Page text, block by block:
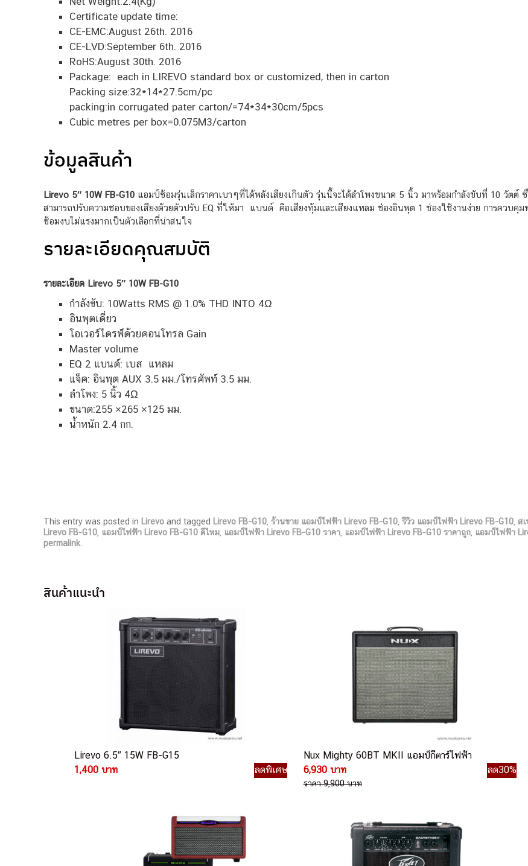
Certificate update time:
CE-EMC:August 26th. 2016
CE-LVD:September 6th. 2016
RoHS:August 30th. 2016
Package: each in LIREVO standard box or customized, then in carton
Packing size:32*14*27.5cm/pc
packing:in corrugated pater carton/=74*34*30cm/5pcs
Cubic metres per box=0.075M3/carton
ข้อมูลสินค้า
Lirevo 5″ 10W FB-G10 แอมป์ซ้อมรุ่นเล็กราคาเบาๆที่ได้พลังเสียงเกินตัว รุ่นนี้จะได้ลำโพงขนาด 5 นิ้ว มาพร้อมกำลังขับที่ 10 วัต
สามารถปรับความชอบของเสียงด้วยตัวปรับ EQ ที่ให้มา แบนด์ คือเสียงทุ้มและเสียงแหลม ช่องอินพุต 1 ช่องใช้งานง่าย การควบคุ
ซ้อมงบไม่แรงมากเป็นตัวเลือกที่น่าสนใจ
รายละเอียดคุณสมบัติ
รายละเอียด Lirevo 5″ 10W FB-G10
กำลังขับ: 10Watts RMS @ 1.0% THD INTO 4Ω
อินพุตเดี่ยว
โอเวอร์ไดรฟ์ด้วยคอนโทรล Gain
Master volume
EQ 2 แบนด์: เบส แหลม
แจ็ค: อินพุต AUX 3.5 มม./โทรศัพท์ 3.5 มม.
ลำโพง: 5 นิ้ว 4Ω
ขนาด:255 ×265 ×125 มม.
น้ำหนัก 2.4 กก.
This entry was posted in Lirevo and tagged Lirevo FB-G10, ร้านขาย แอมป์ไฟฟ้า Lirevo FB-G10,รีวิว แอมป์ไฟฟ้า Lirevo FB-G10, ส
Lirevo FB-G10, แอมป์ไฟฟ้า Lirevo FB-G10 ดีไหม, แอมป์ไฟฟ้า Lirevo FB-G10 ราคา, แอมป์ไฟฟ้า Lirevo FB-G10 ราคาถูก, แอมป์ไฟฟ้า
permalink.
สินค้าแนะนำ
Lirevo 6.5″ 15W FB-G15
1,400 บาท
ลดพิเศษ
Nux Mighty 60BT MKII แอมป์กีตาร์ไฟฟ้า
6,930 บาท
ลด30%
ราคา 9,900 บาท